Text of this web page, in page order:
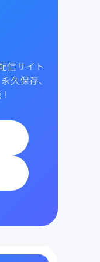
信サイト
久保存、